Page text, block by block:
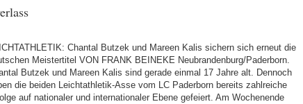
Chantal Butzek und Mareen Kalis sichern sich erneut die
Meistertitel VON FRANK BEINEKE Neubrandenburg/Paderborn.
Butzek und Mareen Kalis sind gerade einmal 17 Jahre alt. Dennoch
die beiden Leichtathletik-Asse vom LC Paderborn bereits zahlreiche
auf nationaler und internationaler Ebene gefeiert. Am Wochenende